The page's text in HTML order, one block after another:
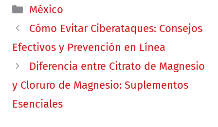
Categorías
México
Cómo Evitar Ciberataques: Consejos
Efectivos y Prevención en Línea
Diferencia entre Citrato de Magnesio
y Cloruro de Magnesio: Suplementos
Esenciales